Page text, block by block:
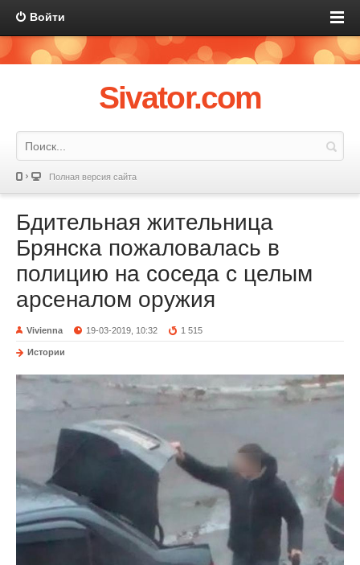
Войти
Sivator.com
Полная версия сайта
Бдительная жительница
Брянска пожаловалась в
полицию на соседа с целым
арсеналом оружия
Vivienna 19-03-2019, 10:32 1 515
Истории